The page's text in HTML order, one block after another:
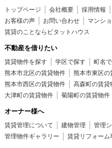
トップページ 会社概要 採用情報
お客様の声
お問い合わせ
マンシ
賃貸のことならピタットハウス
不動産を借りたい
賃貸物件を探す 学区で探す 町名
熊本市北区の賃貸物件
熊本市東区の
熊本市西区の賃貸物件
高森町の賃貸
大津町の賃貸物件
菊陽町の賃貸物件
オーナー様へ
賃貸管理について 建物管理 管理
管理物件ギャラリー
賃貸リフォーム